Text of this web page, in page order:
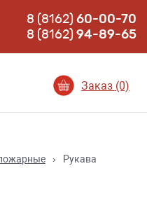
8 (8162)60-00-70
8 (8162)94-89-65
Заказ (0)
›
Рукава